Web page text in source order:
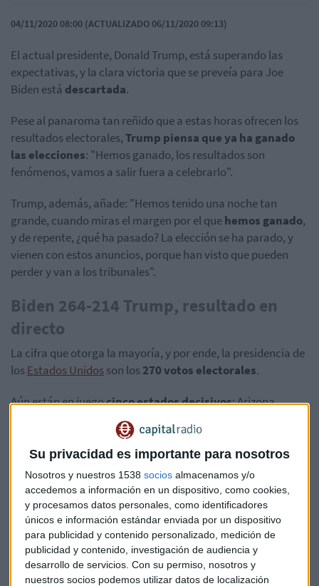
Su privacidad es importante para nosotros
Nosotros y nuestros 1538 socios almacenamos y/o
accedemos a información en un dispositivo, como cookies,
y procesamos datos personales, como identificadores
únicos e información estándar enviada por un dispositivo
para publicidad y contenido personalizado, medición de
publicidad y contenido, investigación de audiencia y
desarrollo de servicios. Con su permiso, nosotros y
nuestros socios podemos utilizar datos de localización
04/11/2020 08:00 (ACTUALIZADO 06/11/2020 09:13)
El actual presidente, Donald Trump, está superando las
expectativas, y la clara victoria que se preveía para Joe
Biden está descartada.
Pese al panaroma tan reñido que a estas horas ofrecen los
resultados electorales,Trump piensa que ya ha ganado
las elecciones: "Hemos ganado, los resultados son
fenómenos, vamos a salir fuera a celebrarlo".
Trump, además, añade: "Hemos tenido una noche tan
grande, cuando miras el margen por el quehemos ganado,
y de repente, ¿qué ha pasado? La elección se ha parado, y
vienen con estos anuncios, porque han visto que pueden
perder y van a los tribunales".
Biden 264-214 Trump, resultado en
directo
La cifra que otorga la mayoría, y por ende, la presidencia de
losEstados Unidosson los270 votos electorales.
Aún están en juegocinco estados decisivos: Arizona,
Georgia, Michigan, Pensilvania y Wisconsin.
Se acaba de conocer que, en el estado dePensilvania, aún
El gran volumen de votos por correo a causa de la COVID-19
podría provocar quehaya que esperar a las próximos
díaspara conocer quién ocupará la Casa Blanca durante
los próximos cuatro años.